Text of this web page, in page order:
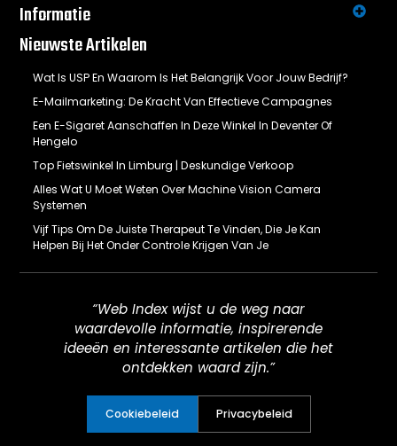
Informatie
Nieuwste Artikelen
Wat Is USP En Waarom Is Het Belangrijk Voor Jouw Bedrijf?
E-Mailmarketing: De Kracht Van Effectieve Campagnes
Een E-Sigaret Aanschaffen In Deze Winkel In Deventer Of
Hengelo
Top Fietswinkel In Limburg | Deskundige Verkoop
Alles Wat U Moet Weten Over Machine Vision Camera
Systemen
Vijf Tips Om De Juiste Therapeut Te Vinden, Die Je Kan
Helpen Bij Het Onder Controle Krijgen Van Je
“Web Index wijst u de weg naar
waardevolle informatie, inspirerende
ideeën en interessante artikelen die het
ontdekken waard zijn.”
Cookiebeleid Privacybeleid